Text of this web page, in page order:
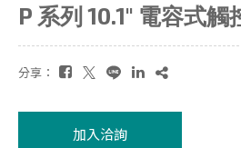
P 系列 10.1" 電容式
分享：
加入洽詢